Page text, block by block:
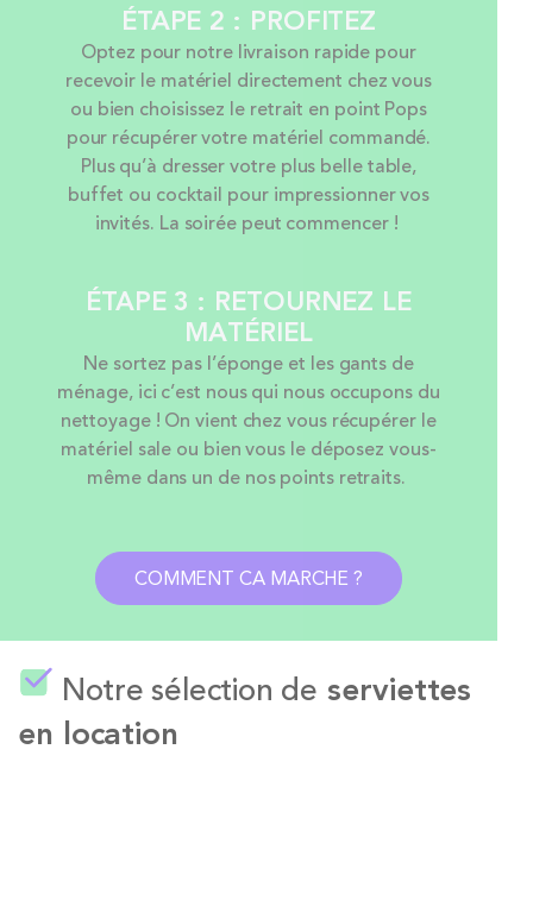
ÉTAPE 2 : PROFITEZ
Optez pour notre livraison rapide pour
recevoir le matériel directement chez vous
ou bien choisissez le retrait en point Pops
pour récupérer votre matériel commandé.
Plus qu’à dresser votre plus belle table,
buffet ou cocktail pour impressionner vos
invités. La soirée peut commencer !
ÉTAPE 3 : RETOURNEZ LE
MATÉRIEL
Ne sortez pas l’éponge et les gants de
ménage, ici c’est nous qui nous occupons du
nettoyage ! On vient chez vous récupérer le
matériel sale ou bien vous le déposez vous-
même dans un de nos points retraits.
COMMENT CA MARCHE ?
Notre sélection de serviettes
en location